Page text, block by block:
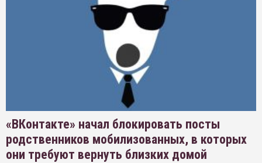
«ВКонтакте» начал блокировать посты
родственников мобилизованных, в которых
они требуют вернуть близких домой